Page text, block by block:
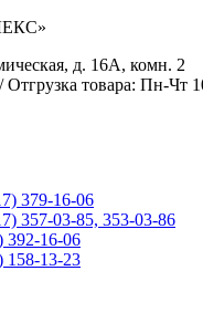
д. 16А, комн. 2
товара: Пн-Чт
379-16-06
357-03-85, 353-03-86
392-16-06
158-13-23